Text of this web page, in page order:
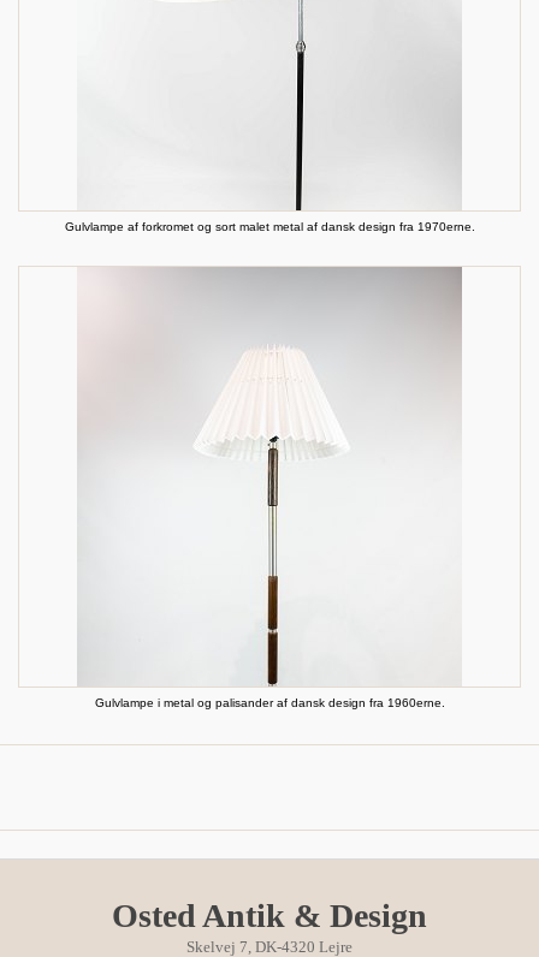
Gulvlampe af forkromet og sort malet metal af dansk design fra 1970erne.
Gulvlampe i metal og palisander af dansk design fra 1960erne.
Osted Antik & Design
Skelvej 7, DK-4320 Lejre